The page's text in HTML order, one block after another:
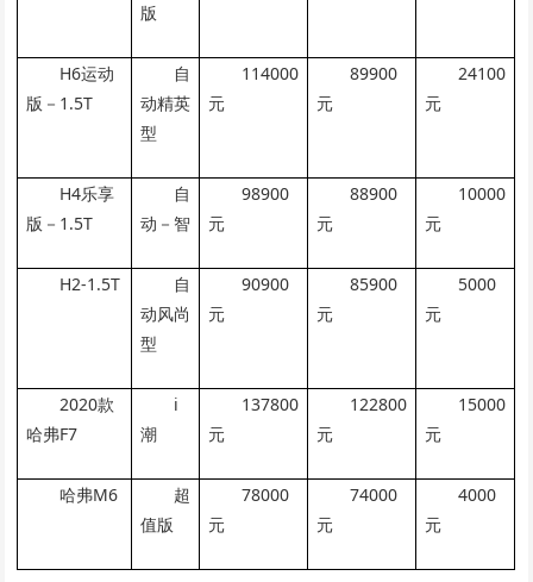
版
H6运动
版－1.5T
自
动精英
型
114000
元
89900
元
24100
元
H4乐享
版－1.5T
自
动－智
98900
元
88900
元
10000
元
H2-1.5T
自
动风尚
型
90900
元
85900
元
5000
元
2020款
哈弗F7
i
潮
137800
元
122800
元
15000
元
哈弗M6
超
值版
78000
元
74000
元
4000
元